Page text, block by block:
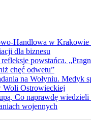
Handlowa w Krakowie
dla biznesu
powstańca.
chęć odwetu”
na Wołyniu. Medyk
Woli Ostrowieckiej
Co naprawdę
wojennych